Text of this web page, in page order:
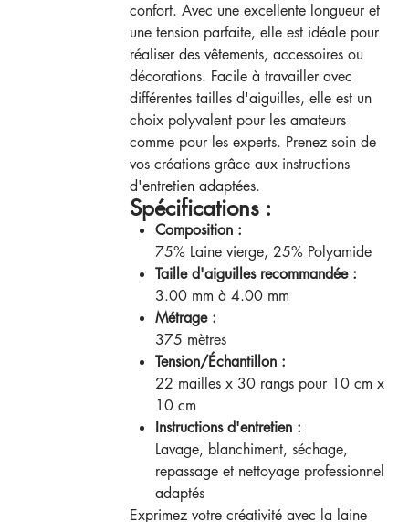
confort. Avec une excellente longueur et
une tension parfaite, elle est idéale pour
réaliser des vêtements, accessoires ou
décorations. Facile à travailler avec
différentes tailles d'aiguilles, elle est un
choix polyvalent pour les amateurs
comme pour les experts. Prenez soin de
vos créations grâce aux instructions
d'entretien adaptées.
Spécifications :
Composition :
75% Laine vierge, 25% Polyamide
Taille d'aiguilles recommandée :
3.00 mm à 4.00 mm
Métrage :
375 mètres
Tension/Échantillon :
22 mailles x 30 rangs pour 10 cm x
10 cm
Instructions d'entretien :
Lavage, blanchiment, séchage,
repassage et nettoyage professionnel
adaptés
Exprimez votre créativité avec la laine